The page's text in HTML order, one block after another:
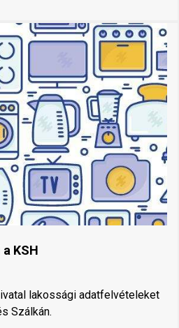
KSH
lakossági adatfelvételeket
Szálkán.